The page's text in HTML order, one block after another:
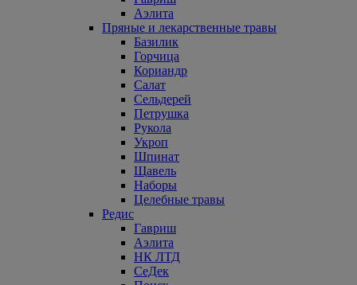
Аэлита
Пряные и лекарственные травы
Базилик
Горчица
Кориандр
Салат
Сельдерей
Петрушка
Рукола
Укроп
Шпинат
Щавель
Наборы
Целебные травы
Редис
Гавриш
Аэлита
НК ЛТД
СеДек